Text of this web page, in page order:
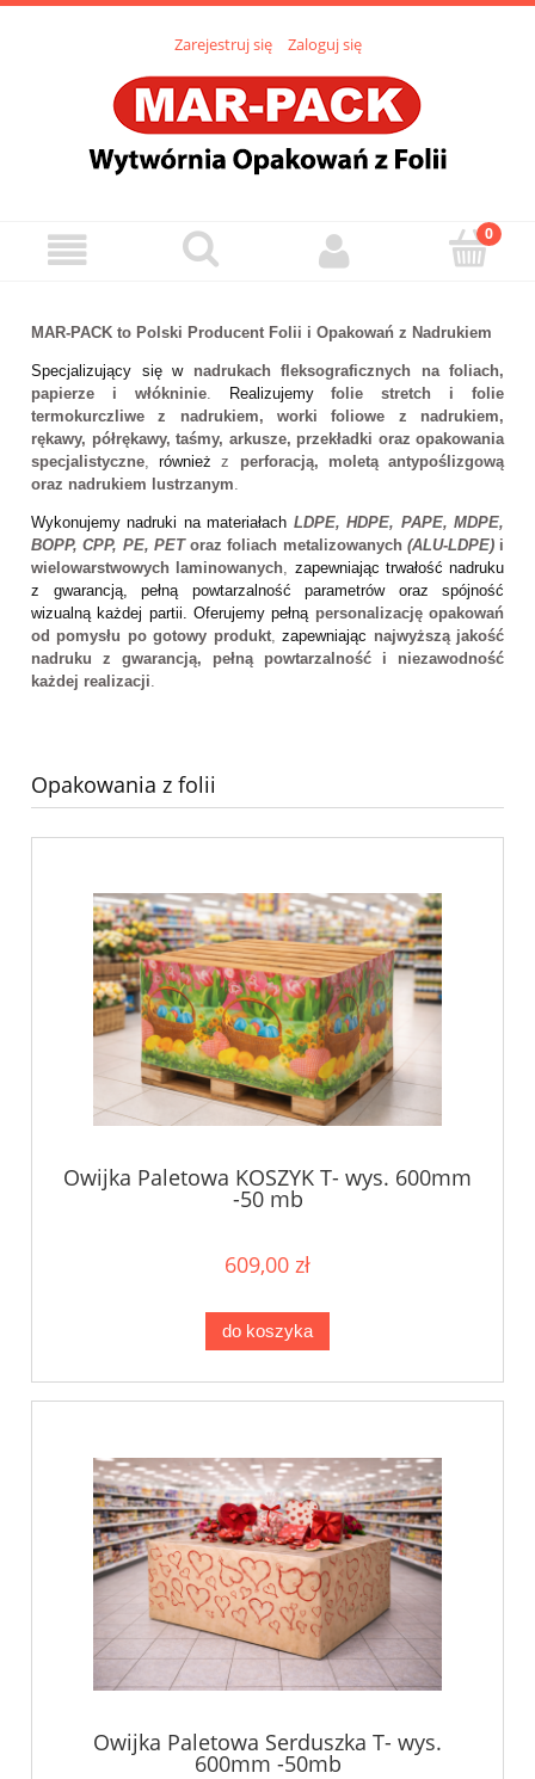
Zarejestruj się Zaloguj się
MAR-PACK to Polski Producent Folii i Opakowań z Nadrukiem
Specjalizujący się w nadrukach fleksograficznych na foliach,
papierze i włókninie. Realizujemyfolie stretch i folie
termokurczliwe z nadrukiem, worki foliowe z nadrukiem,
rękawy, półrękawy, taśmy, arkusze, przekładki oraz opakowania
specjalistyczne, równieżz perforacją, moletą antypoślizgową
oraz nadrukiem lustrzanym.
Wykonujemy nadruki na materiałach LDPE, HDPE, PAPE, MDPE,
BOPP, CPP, PE, PEToraz foliach metalizowanych (ALU-LDPE)i
wielowarstwowych laminowanych, zapewniając trwałość nadruku
z gwarancją, pełną powtarzalność parametrów oraz spójność
wizualną każdej partii. Oferujemy pełną personalizację opakowań
od pomysłu po gotowy produkt, zapewniając najwyższą jakość
nadruku z gwarancją, pełną powtarzalność i niezawodność
każdej realizacji.
Opakowania z folii
Owijka Paletowa KOSZYK T- wys. 600mm
-50 mb
609,00 zł
do koszyka
Owijka Paletowa Serduszka T- wys.
600mm -50mb